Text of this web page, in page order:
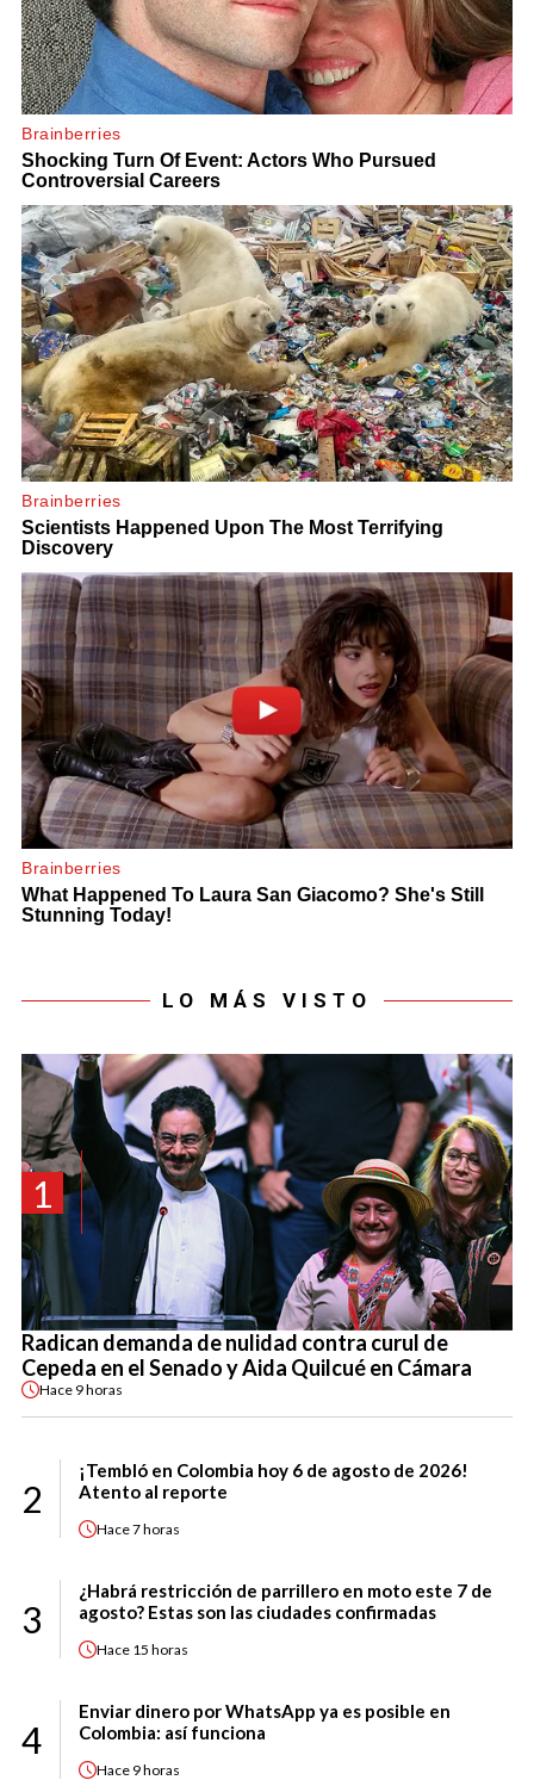
LO MÁS VISTO
1
Radican demanda de nulidad contra curul de
Cepeda en el Senado y Aida Quilcué en Cámara
Hace 9 horas
2
¡Tembló en Colombia hoy 6 de agosto de 2026!
Atento al reporte
Hace7 horas
3
¿Habrá restricción de parrillero en moto este 7 de
agosto? Estas son las ciudades confirmadas
Hace 15 horas
4
Enviar dinero por WhatsApp ya es posible en
Colombia: así funciona
Hace 9 horas